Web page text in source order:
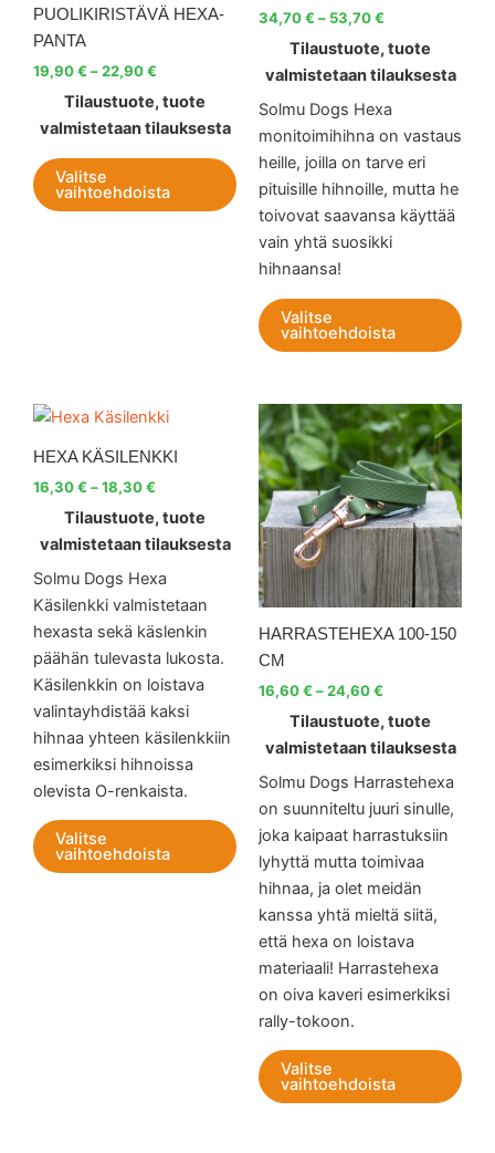
PUOLIKIRISTÄVÄ HEXA-
PANTA
19,90€ –22,90€
Tilaustuote, tuote
valmistetaan tilauksesta
Valitse
vaihtoehdoista
useampi
muunnelma.
tehdä
valinnat
tuotteen
sivulla.
34,70€ – 53,70€
Tilaustuote, tuote
valmistetaan tilauksesta
Solmu Dogs Hexa
monitoimihihna on vastaus
heille, joilla on tarve eri
pituisille hihnoille, mutta he
toivovat saavansa käyttää
vain yhtä suosikki
hihnaansa!
Valitse
vaihtoehdoista
HEXA KÄSILENKKI
16,30€ –18,30€
Hintaluokka:
-
18,30 €
Tilaustuote, tuote
valmistetaan tilauksesta
Solmu Dogs Hexa
Käsilenkki valmistetaan
hexasta sekä käslenkin
päähän tulevasta lukosta.
Käsilenkkin on loistava
valintayhdistää kaksi
hihnaa yhteen käsilenkkiin
esimerkiksi hihnoissa
olevista O-renkaista.
Valitse
vaihtoehdoista
Tällä
tuotteella
useampi
muunnelma.
Voit
tehdä
valinnat
tuotteen
sivulla.
HARRASTEHEXA 100-150
CM
16,60€ –24,60€
Hintaluokka:
16,60 €
-
24,60 €
Tilaustuote, tuote
valmistetaan tilauksesta
Solmu Dogs Harrastehexa
on suunniteltu juuri sinulle,
joka kaipaat harrastuksiin
lyhyttä mutta toimivaa
hihnaa, ja olet meidän
kanssa yhtä mieltä siitä,
että hexa on loistava
materiaali! Harrastehexa
on oiva kaveri esimerkiksi
rally-tokoon.
Valitse
vaihtoehdoista
Tällä
on